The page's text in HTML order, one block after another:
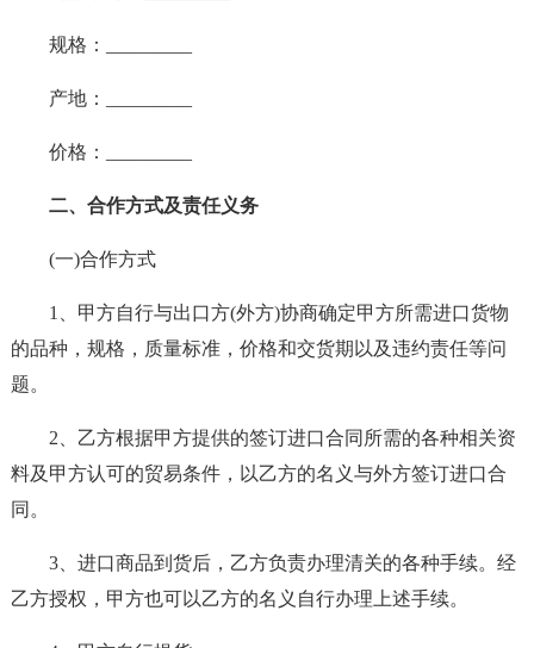
规格：_________
产地：_________
价格：_________
二、合作方式及责任义务
(一)合作方式
1、甲方自行与出口方(外方)协商确定甲方所需进口货物
的品种，规格，质量标准，价格和交货期以及违约责任等问
题。
2、乙方根据甲方提供的签订进口合同所需的各种相关资
料及甲方认可的贸易条件，以乙方的名义与外方签订进口合
同。
3、进口商品到货后，乙方负责办理清关的各种手续。经
乙方授权，甲方也可以乙方的名义自行办理上述手续。